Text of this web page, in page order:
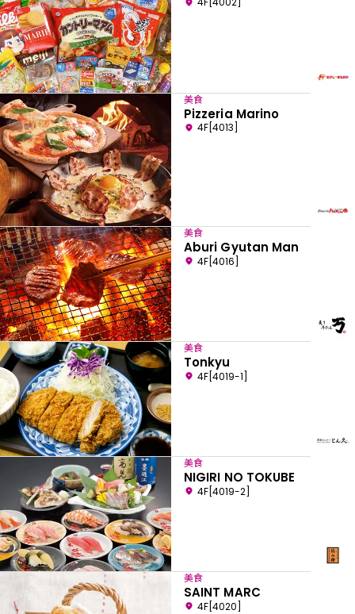
美食
Pizzeria Marino
4F[4013]
美食
Aburi Gyutan Man
4F[4016]
美食
Tonkyu
4F[4019-1]
美食
NIGIRI NO TOKUBE
4F[4019-2]
美食
SAINT MARC
4F[4020]